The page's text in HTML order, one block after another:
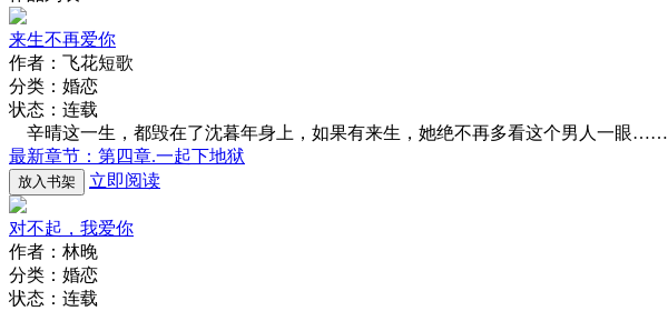
来生不再爱你
作者：飞花短歌
分类：婚恋
状态：连载
辛晴这一生，都毁在了沈暮年身上，如果有来生，她绝不再多看这个男人一眼……
最新章节：第四章.一起下地狱
放入书架 立即阅读
对不起，我爱你
作者：林晚
分类：婚恋
状态：连载